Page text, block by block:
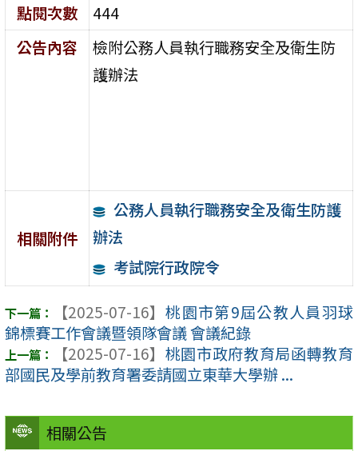
相關公告
點閱次數
444
公告內容
檢附公務人員執行職務安全及衛生防
護辦法
相關附件
公務人員執行職務安全及衛生防護
辦法
考試院行政院令
【2025-07-16】 桃園市第9屆公教人員羽球
錦標賽工作會議暨領隊會議 會議紀錄
【2025-07-16】 桃園市政府教育局函轉教育
部國民及學前教育署委請國立東華大學辦 ...